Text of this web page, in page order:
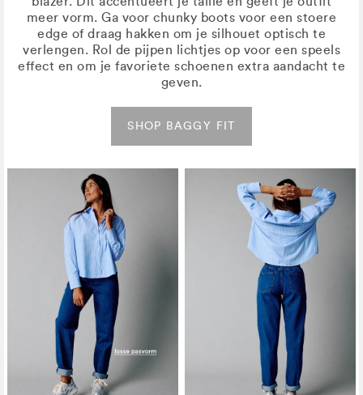
meer vorm. Ga voor chunky boots voor een stoere
edge of draag hakken om je silhouet optisch te
verlengen. Rol de pijpen lichtjes op voor een speels
effect en om je favoriete schoenen extra aandacht te
geven.
SHOP BAGGY FIT